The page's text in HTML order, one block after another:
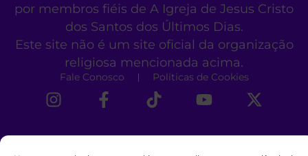
por membros fiéis de A Igreja de Jesus Cristo
dos Santos dos Últimos Dias.
Este site não é um site oficial da organização
religiosa mencionada acima.
Fale Conosco Políticas de Cookies